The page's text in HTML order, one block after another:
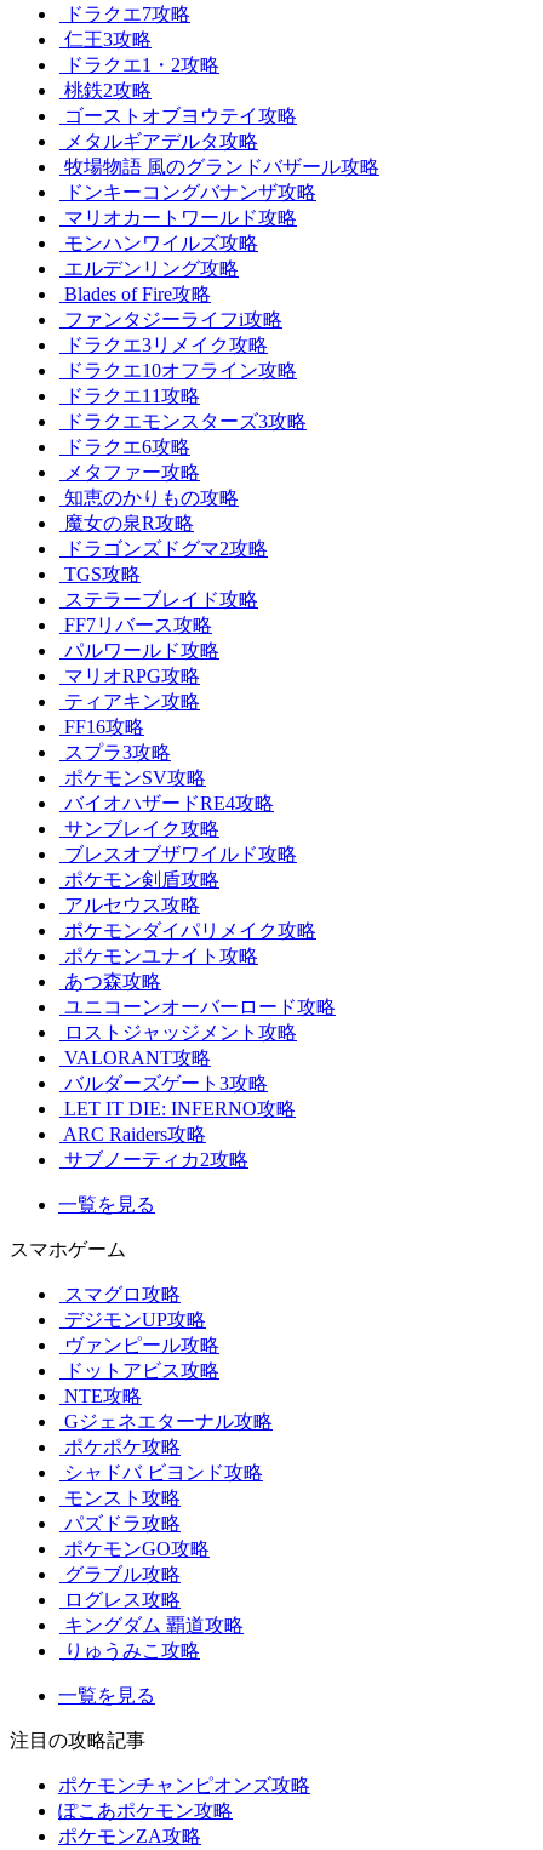
ドラクエ7攻略
仁王3攻略
ドラクエ1・2攻略
桃鉄2攻略
ゴーストオブヨウテイ攻略
メタルギアデルタ攻略
牧場物語 風のグランドバザール攻略
ドンキーコングバナンザ攻略
マリオカートワールド攻略
モンハンワイルズ攻略
エルデンリング攻略
Blades of Fire攻略
ファンタジーライフi攻略
ドラクエ3リメイク攻略
ドラクエ10オフライン攻略
ドラクエ11攻略
ドラクエモンスターズ3攻略
ドラクエ6攻略
メタファー攻略
知恵のかりもの攻略
魔女の泉R攻略
ドラゴンズドグマ2攻略
TGS攻略
ステラーブレイド攻略
FF7リバース攻略
パルワールド攻略
マリオRPG攻略
ティアキン攻略
FF16攻略
スプラ3攻略
ポケモンSV攻略
バイオハザードRE4攻略
サンブレイク攻略
ブレスオブザワイルド攻略
ポケモン剣盾攻略
アルセウス攻略
ポケモンダイパリメイク攻略
ポケモンユナイト攻略
あつ森攻略
ユニコーンオーバーロード攻略
ロストジャッジメント攻略
VALORANT攻略
バルダーズゲート3攻略
LET IT DIE: INFERNO攻略
ARC Raiders攻略
サブノーティカ2攻略
一覧を見る
スマホゲーム
スマグロ攻略
デジモンUP攻略
ヴァンピール攻略
ドットアビス攻略
NTE攻略
Gジェネエターナル攻略
ポケポケ攻略
シャドバ ビヨンド攻略
モンスト攻略
パズドラ攻略
ポケモンGO攻略
グラブル攻略
ログレス攻略
キングダム 覇道攻略
りゅうみこ攻略
一覧を見る
注目の攻略記事
ポケモンチャンピオンズ攻略
ぽこあポケモン攻略
ポケモンZA攻略